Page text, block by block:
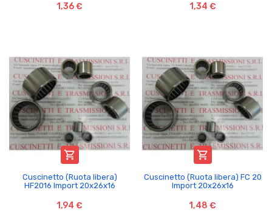
1,36 € 1,34 €

Cuscinetto (Ruota libera)
HF2016 Import 20x26x16
1,94 €

Cuscinetto (Ruota libera) FC 20
Import 20x26x16
1,48 €